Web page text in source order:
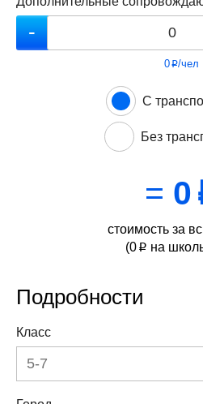
0p/чел
С
Без
= 0
стоимость за
(0 p на
Подробности
Класс